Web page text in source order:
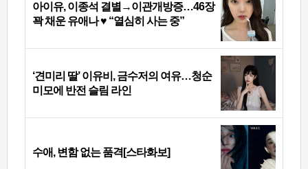
아이유, 이종석 결별→이관개방증…46장
꽉 채운 유애나 ♥ “열심히 사는 중”
‘견미리 딸’ 이유비, 금수저의 여유…청순
미모에 반전 슬림 라인
수애, 변함 없는 품격[스타화보]